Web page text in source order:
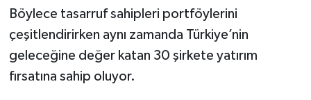
Böylece tasarruf sahipleri portföylerini
çeşitlendirirken aynı zamanda Türkiye’nin
geleceğine değer katan 30 şirkete yatırım
fırsatına sahip oluyor.